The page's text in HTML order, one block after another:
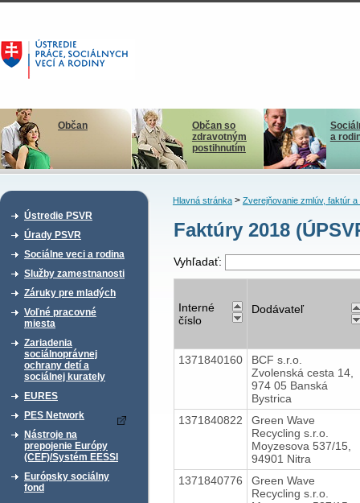
Občan
Občan so
zdravotným
postihnutím
a
Ústredie PSVR
Úrady PSVR
Sociálne veci a rodina
Služby zamestnanosti
Záruky pre mladých
Voľné pracovné
miesta
Zariadenia
sociálnoprávnej
ochrany detí a
sociálnej kurately
EURES
PES Network
Nástroje na
prepojenie Európy
(CEF)/Systém EESSI
Európsky sociálny
fond
Hlavná stránka> Zverejňovanie zmlúv, faktúr a
Faktúry 2018
Vyhľadať:
Interné
číslo
Dodávateľ
1371840160
BCF s.r.o.
Zvolenská cesta 14,
974 05 Banská
Bystrica
1371840822
Green Wave
Recycling s.r.o.
Moyzesova 537/15,
94901 Nitra
1371840776
Green Wave
Recycling s.r.o.